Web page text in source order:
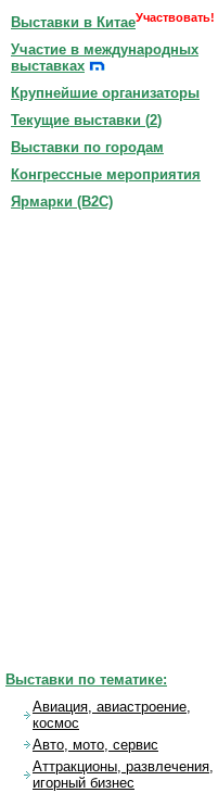
Выставки в КитаеУчаствовать!
Участие в международных
выставках
Крупнейшие организаторы
Текущие выставки (2)
Выставки по городам
Конгрессные мероприятия
Ярмарки (B2C)
Выставки по тематике:
Авиация, авиастроение,
космос
Авто, мото, сервис
Аттракционы, развлечения,
игорный бизнес